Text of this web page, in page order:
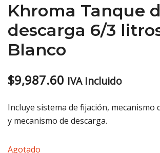
Khroma Tanque
descarga 6/3
Blanco
$9,987.60 IVA Incluido
Incluye sistema de fijación, mecanismo
y mecanismo de descarga.
Agotado